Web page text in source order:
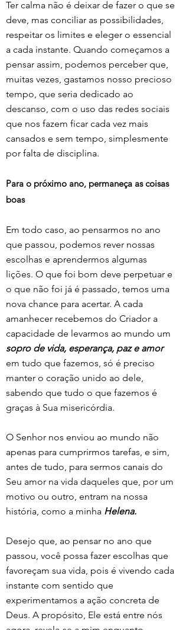
Ter calma não é deixar de fazer o que se
deve, mas conciliar as possibilidades,
respeitar os limites e eleger o essencial
a cada instante. Quando começamos a
pensar assim, podemos perceber que,
muitas vezes, gastamos nosso precioso
tempo, que seria dedicado ao
descanso, com o uso das redes sociais
que nos fazem ficar cada vez mais
cansados e sem tempo, simplesmente
por falta de disciplina.
Para o próximo ano, permaneça as coisas
boas
Em todo caso, ao pensarmos no ano
que passou, podemos rever nossas
escolhas e aprendermos algumas
lições. O que foi bom deve perpetuar e
o que não foi já é passado, temos uma
nova chance para acertar. A cada
amanhecer recebemos do Criador a
capacidade de levarmos ao mundo um
sopro de vida, esperança, paz e amor
em tudo que fazemos, só é preciso
manter o coração unido ao dele,
sabendo que tudo o que fazemos é
graças à Sua misericórdia.
O Senhor nos enviou ao mundo não
apenas para cumprirmos tarefas, e sim,
antes de tudo, para sermos canais do
Seu amor na vida daqueles que, por um
motivo ou outro, entram na nossa
história, como a minha Helena.
Desejo que, ao pensar no ano que
passou, você possa fazer escolhas que
favoreçam sua vida, pois é vivendo cada
instante com sentido que
experimentamos a ação concreta de
Deus. A propósito, Ele está entre nós